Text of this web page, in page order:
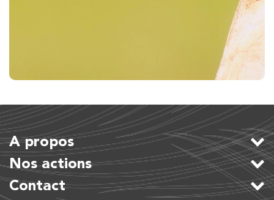
A propos
Nos actions
Contact